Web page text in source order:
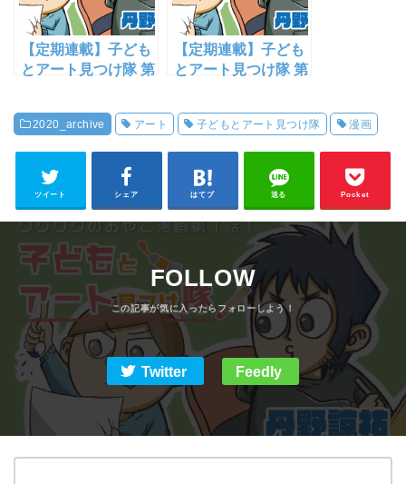
【定期連載】子ども
とアート見つけ隊 第
る『ヴィーナスの誕
生/サンドロ・ボッテ
ィチェッリ』解釈」
【漫画家・丹野諒
祐】
【定期連載】子ども
とアート見つけ隊 第
『ペルセウスとアン
ドロメダ』解釈」
【漫画家・丹野諒
祐】
2020_archive アート 子どもとアート見つけ隊 漫画
ツイート シェア はてブ 送る Pocket
FOLLOW
Twitter Feedly